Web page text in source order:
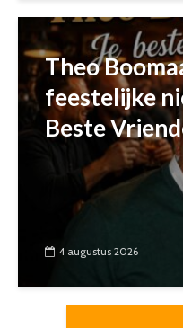
Theo
feestelijke
Beste
4 augustus 2026